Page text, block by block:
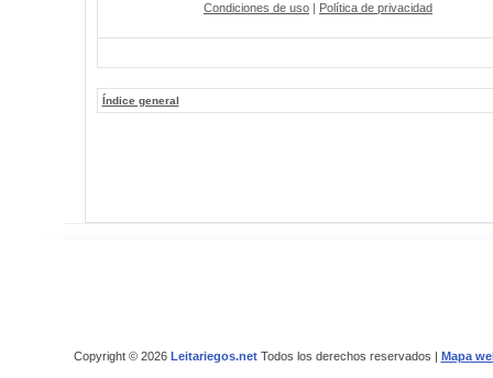
Condiciones de uso | Política de privacidad
Índice general
Copyright © 2026 Leitariegos.netTodos los derechos reservados | Mapa